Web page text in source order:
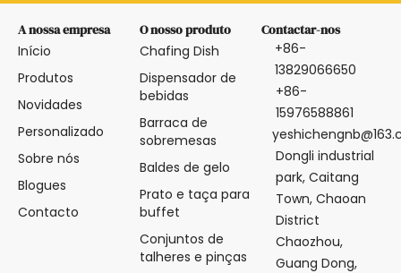
A nossa empresa
Início
Produtos
Novidades
Personalizado
Sobre nós
Blogues
Contacto
O nosso produto
Chafing Dish
Dispensador de
bebidas
Barraca de
sobremesas
Baldes de gelo
Prato e taça para
buffet
Conjuntos de
talheres e pinças
Contactar-nos
+86-
13829066650
+86-
15976588861
Dongli industrial
park, Caitang
Town, Chaoan
District
Chaozhou,
Guang Dong,